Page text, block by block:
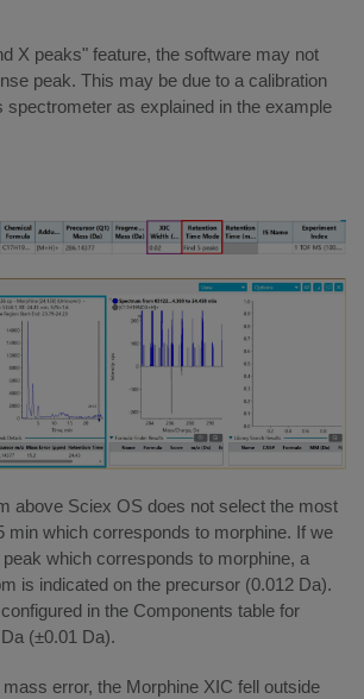
X peaks" feature, the software may not
peak. This may be due to a calibration
spectrometer as explained in the example
above Sciex OS does not select the most
min which corresponds to morphine. If we
which corresponds to morphine, a
is indicated on the precursor (0.012 Da).
in the Components table for
(±0.01 Da).
error, the Morphine XIC fell outside